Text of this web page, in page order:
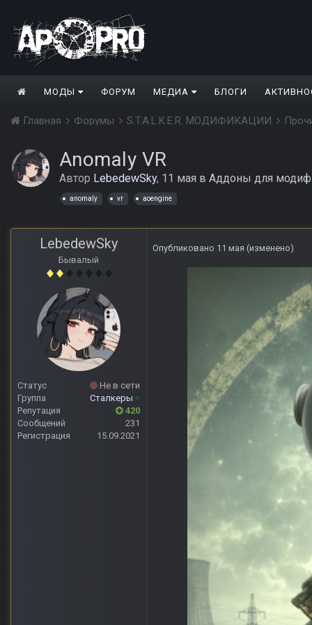
МОДЫ ФОРУМ МЕДИА БЛОГИ
Главная Форумы S.T.A.L.K.E.R. МОДИФИКАЦИИ
Anomaly VR
Автор LebedewSky, 11 мая в Аддоны для
anomaly vr aoengine
LebedewSky
Бывалый
Статус
Не в сети
Группа
Сталкеры +
Репутация
420
Сообщений
231
Регистрация
15.09.2021
Опубликовано 11 мая (изменено)